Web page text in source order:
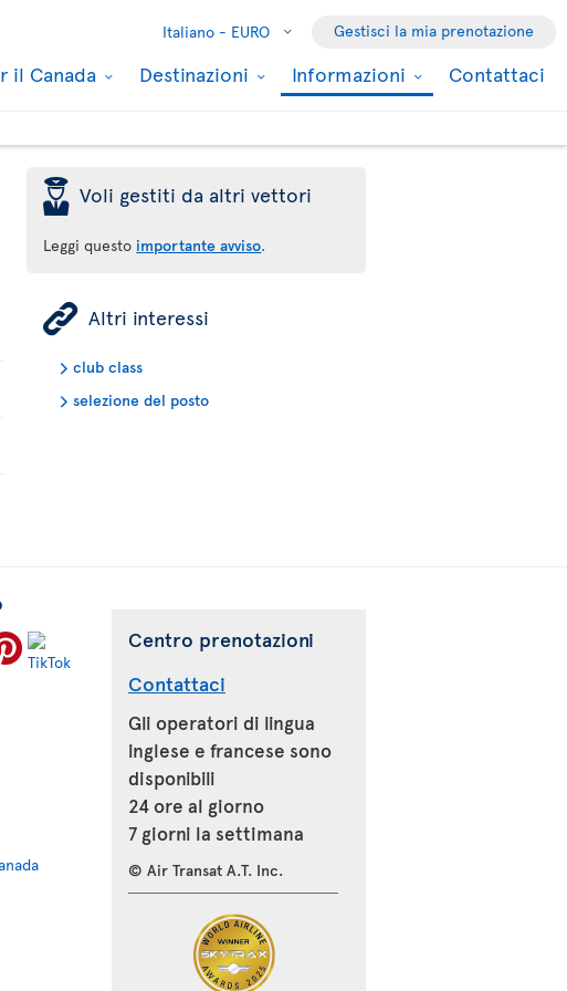
Italiano - EURO Gestisci la mia prenotazione
il Canada Destinazioni Informazioni Contattaci
þ Voli gestiti da altri vettori
Leggi questo importante avviso.
ÿ Altri interessi
club class
selezione del posto
Centro prenotazioni
Contattaci
Gli operatori di lingua
inglese e francese sono
disponibili
24 ore al giorno
7 giorni la settimana
© Air Transat A.T. Inc.